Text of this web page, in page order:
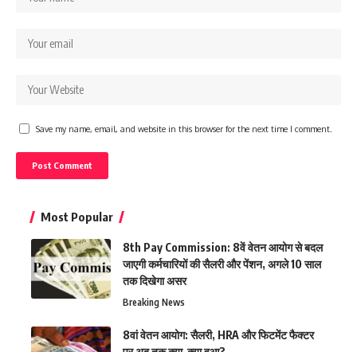
Save my name, email, and website in this browser for the next time I comment.
Most Popular
8th Pay Commission: 8वें वेतन आयोग से बदल
जाएगी कर्मचारियों की सैलरी और पेंशन, अगले 10 साल
तक दिखेगा असर
Breaking News
8वां वेतन आयोग: सैलरी, HRA और फिटमेंट फैक्टर